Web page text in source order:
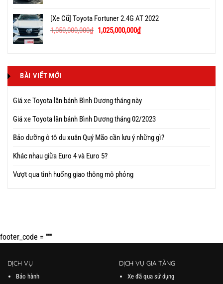
[Xe Cũ] Toyota Fortuner 2.4G AT 2022
1,050,000,000₫ 1,025,000,000₫
BÀI VIẾT MỚI
Giá xe Toyota lăn bánh Bình Dương tháng này
Giá xe Toyota lăn bánh Bình Dương tháng 02/2023
Bảo dưỡng ô tô du xuân Quý Mão cần lưu ý những gì?
Khác nhau giữa Euro 4 và Euro 5?
Vượt qua tình huống giao thông mô phỏng
footer_code = """
DỊCH VỤ
Bảo hành
DỊCH VỤ GIA TĂNG
Xe đã qua sử dụng